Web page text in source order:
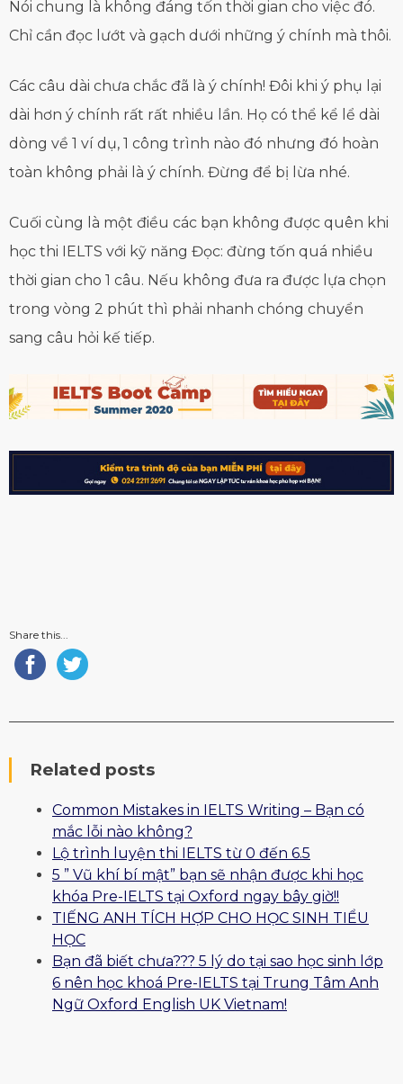
Nói chung là không đáng tốn thời gian cho việc đó.
Chỉ cần đọc lướt và gạch dưới những ý chính mà thôi.
Các câu dài chưa chắc đã là ý chính! Đôi khi ý phụ lại
dài hơn ý chính rất rất nhiều lần. Họ có thể kể lể dài
dòng về 1 ví dụ, 1 công trình nào đó nhưng đó hoàn
toàn không phải là ý chính. Đừng để bị lừa nhé.
Cuối cùng là một điều các bạn không được quên khi
học thi IELTS với kỹ năng Đọc: đừng tốn quá nhiều
thời gian cho 1 câu. Nếu không đưa ra được lựa chọn
trong vòng 2 phút thì phải nhanh chóng chuyển
sang câu hỏi kế tiếp.
Share this...
Related posts
Common Mistakes in IELTS Writing – Bạn có
mắc lỗi nào không?
Lộ trình luyện thi IELTS từ 0 đến 6.5
5 ” Vũ khí bí mật” bạn sẽ nhận được khi học
khóa Pre-IELTS tại Oxford ngay bây giờ!!
TIẾNG ANH TÍCH HỢP CHO HỌC SINH TIỂU
HỌC
Bạn đã biết chưa??? 5 lý do tại sao học sinh lớp
6 nên học khoá Pre-IELTS tại Trung Tâm Anh
Ngữ Oxford English UK Vietnam!